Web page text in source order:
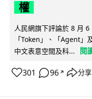
權
人民網旗下評論於 8 月
「Token」、「Agent」
中文表意空間及科...
閱
301 96 ↗ 分享